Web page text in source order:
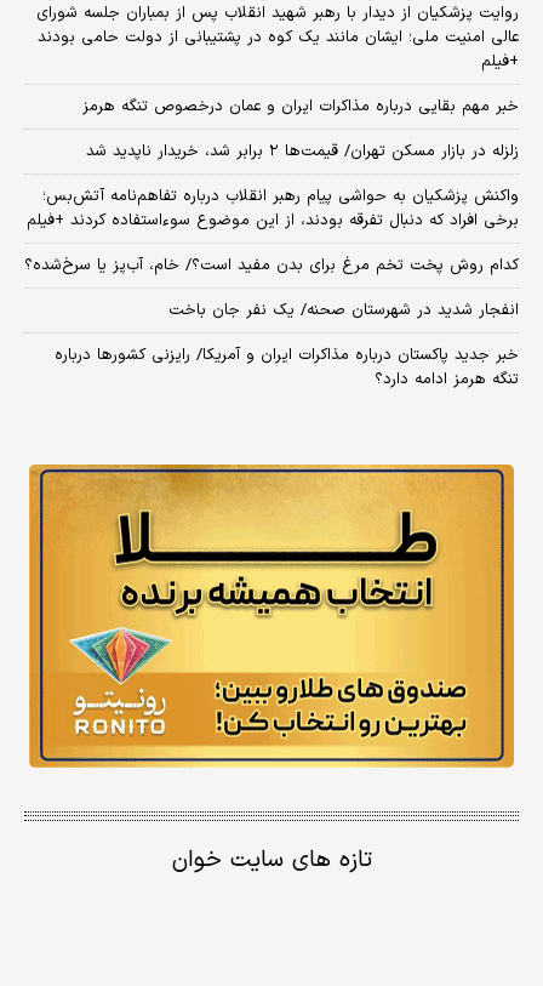
روایت پزشکیان از دیدار با رهبر شهید انقلاب پس از بمباران جلسه شورای
عالی امنیت ملی؛ ایشان مانند یک کوه در پشتیبانی از دولت حامی بودند
+فیلم
خبر مهم بقایی درباره مذاکرات ایران و عمان درخصوص تنگه هرمز
زلزله در بازار مسکن تهران/ قیمت‌ها ۲ برابر شد، خریدار ناپدید شد
واکنش پزشکیان به حواشی پیام رهبر انقلاب درباره تفاهم‌نامه آتش‌بس؛
برخی افراد که دنبال تفرقه بودند، از این موضوع سوءاستفاده کردند +فیلم
کدام روش پخت تخم مرغ برای بدن مفید است؟/ خام، آب‌پز یا سرخ‌شده؟
انفجار شدید در شهرستان صحنه/ یک نفر جان باخت
خبر جدید پاکستان درباره مذاکرات ایران و آمریکا/ رایزنی کشورها درباره
تنگه هرمز ادامه دارد؟
تازه های سایت خوان